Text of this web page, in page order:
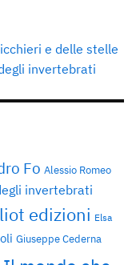
e delle stelle
invertebrati
Fo Alessio Romeo
invertebrati
edizioni Elsa
Giuseppe Cederna